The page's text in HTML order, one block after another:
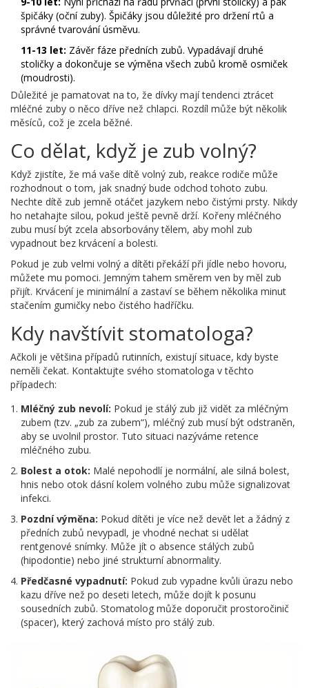
špičáky (oční zuby). Špičáky jsou důležité pro držení rtů a
správné tvarování úsměvu.
11-13 let: Závěr fáze předních zubů. Vypadávají druhé
stoličky a dokončuje se výměna všech zubů kromě osmiček
(moudrosti).
Důležité je pamatovat na to, že dívky mají tendenci ztrácet
mléčné zuby o něco dříve než chlapci. Rozdíl může být několik
měsíců, což je zcela běžné.
Co dělat, když je zub volný?
Když zjistíte, že má vaše dítě volný zub, reakce rodiče může
rozhodnout o tom, jak snadný bude odchod tohoto zubu.
Nechte dítě zub jemně otáčet jazykem nebo čistými prsty. Nikdy
ho netahajte silou, pokud ještě pevně drží. Kořeny mléčného
zubu musí být zcela absorbovány tělem, aby mohl zub
vypadnout bez krvácení a bolesti.
Pokud je zub velmi volný a dítěti překáží při jídle nebo hovoru,
můžete mu pomoci. Jemným tahem směrem ven by měl zub
přijít. Krvácení je minimální a zastaví se během několika minut
stačením gumičky nebo čistého hadříčku.
Kdy navštívit stomatologa?
Ačkoli je většina případů rutinních, existují situace, kdy byste
neměli čekat. Kontaktujte svého stomatologa v těchto
případech:
Mléčný zub nevolí: Pokud je stálý zub již vidět za mléčným
zubem (tzv. „zub za zubem“), mléčný zub musí být odstraněn,
aby se uvolnil prostor. Tuto situaci nazýváme retence
mléčného zubu.
Bolest a otok: Malé nepohodlí je normální, ale silná bolest,
hnis nebo otok dásní kolem volného zubu může signalizovat
infekci.
Pozdní výměna: Pokud dítěti je více než devět let a žádný z
předních zubů nevypadl, je vhodné nechat si udělat
rentgenové snímky. Může jít o absence stálých zubů
(hipodontie) nebo jiné strukturní abnormality.
Předčasné vypadnutí: Pokud zub vypadne kvůli úrazu nebo
kazu dříve než po deseti letech, může dojít k posunu
sousedních zubů. Stomatolog může doporučit prostoročinič
(spacer), který zachová místo pro stálý zub.